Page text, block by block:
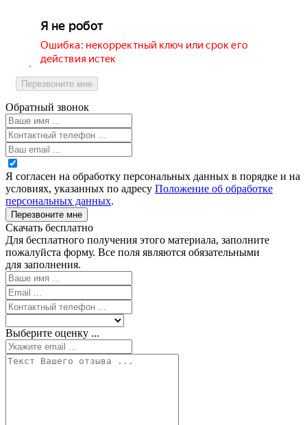
Перезвоните мне
Обратный звонок
Я согласен на обработку персональных данных в порядке и на
условиях, указанных по адресу Положение об обработке
персональных данных.
Перезвоните мне
Скачать бесплатно
Для бесплатного получения этого материала, заполните
пожалуйста форму. Все поля являются обязательными
для заполнения.
Выберите оценку ...